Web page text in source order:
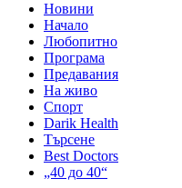
Новини
Начало
Любопитно
Програма
Предавания
На живо
Спорт
Darik Health
Търсене
Best Doctors
„40 до 40“